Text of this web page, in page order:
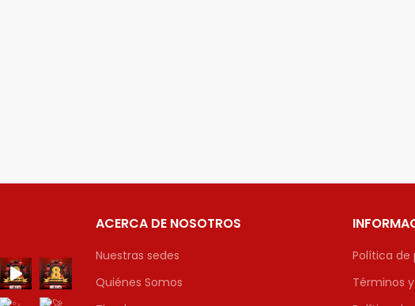
ACERCA DE NOSOTROS
Nuestras sedes
Quiénes Somos
Política de
Términos